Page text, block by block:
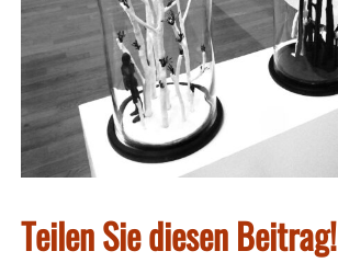
Teilen Sie diesen Beitrag!